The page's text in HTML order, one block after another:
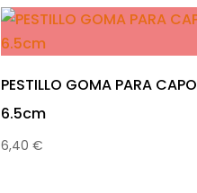
PESTILLO GOMA PARA CAPO
6.5cm
6,40€